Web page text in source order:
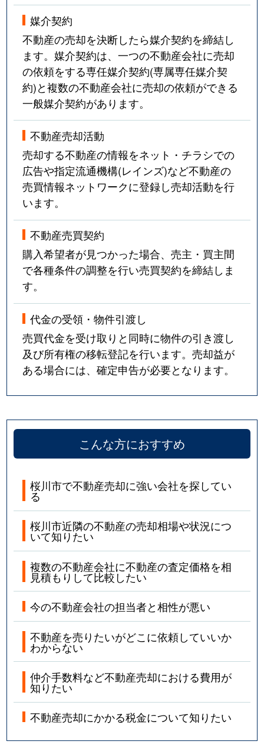
媒介契約
不動産の売却を決断したら媒介契約を締結し
ます。媒介契約は、一つの不動産会社に売却
の依頼をする専任媒介契約(専属専任媒介契
約)と複数の不動産会社に売却の依頼ができる
一般媒介契約があります。
不動産売却活動
売却する不動産の情報をネット・チラシでの
広告や指定流通機構(レインズ)など不動産の
売買情報ネットワークに登録し売却活動を行
います。
不動産売買契約
購入希望者が見つかった場合、売主・買主間
で各種条件の調整を行い売買契約を締結しま
す。
代金の受領・物件引渡し
売買代金を受け取りと同時に物件の引き渡し
及び所有権の移転登記を行います。売却益が
ある場合には、確定申告が必要となります。
こんな方におすすめ
桜川市で不動産売却に強い会社を探してい
る
桜川市近隣の不動産の売却相場や状況につ
いて知りたい
複数の不動産会社に不動産の査定価格を相
見積もりして比較したい
今の不動産会社の担当者と相性が悪い
不動産を売りたいがどこに依頼していいか
わからない
仲介手数料など不動産売却における費用が
知りたい
不動産売却にかかる税金について知りたい